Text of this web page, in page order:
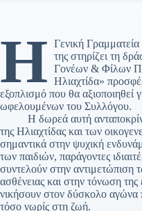
Η Γενική
της στηρίζει τη
Γονέων & Φίλων
Ηλιαχτίδα»
εξοπλισμό που θα αξιοποιηθεί
ωφελουμένων του Συλλόγου.
Η δωρεά αυτή
της Ηλιαχτίδας και των
σημαντικά στην ψυχική
των παιδιών, παράγοντες
συντελούν στην
ασθένειας και στην τόνωση της
νικήσουν στον δύσκολο
τόσο νωρίς στη ζωή.